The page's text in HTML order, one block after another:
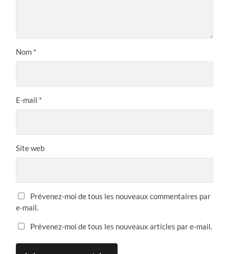
Nom *
E-mail *
Site web
Prévenez-moi de tous les nouveaux commentaires par
e-mail.
Prévenez-moi de tous les nouveaux articles par e-mail.